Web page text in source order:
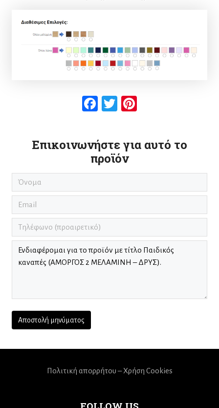
Facebook
Twitter
Επικοινωνήστε για αυτό το
προϊόν
Πολιτική απορρήτου – Χρήση Cookies